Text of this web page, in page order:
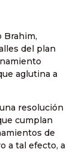
Brahim,
del plan
aglutina a
resolución
cumplan
de
a tal efecto, a